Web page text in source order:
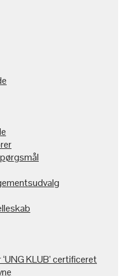
KLUB’ certificeret